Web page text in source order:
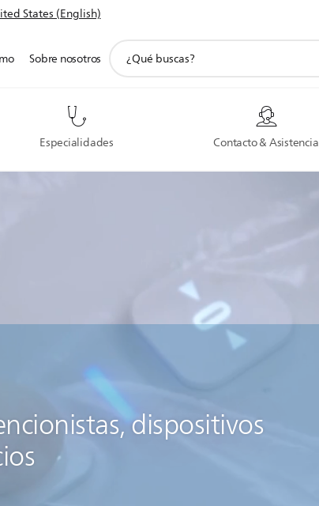
States (English)
Especialidades Contacto & Asistencia
Sobre nosotros
dispositivos